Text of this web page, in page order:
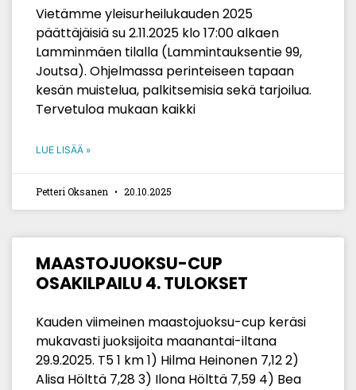
Vietämme yleisurheilukauden 2025
päättäjäisiä su 2.11.2025 klo 17:00 alkaen
Lamminmäen tilalla (Lammintauksentie 99,
Joutsa). Ohjelmassa perinteiseen tapaan
kesän muistelua, palkitsemisia sekä tarjoilua.
Tervetuloa mukaan kaikki
LUE LISÄÄ »
Petteri Oksanen 20.10.2025
MAASTOJUOKSU-CUP
OSAKILPAILU 4. TULOKSET
Kauden viimeinen maastojuoksu-cup keräsi
mukavasti juoksijoita maanantai-iltana
29.9.2025. T5 1 km 1) Hilma Heinonen 7,12 2)
Alisa Hölttä 7,28 3) Ilona Hölttä 7,59 4) Bea